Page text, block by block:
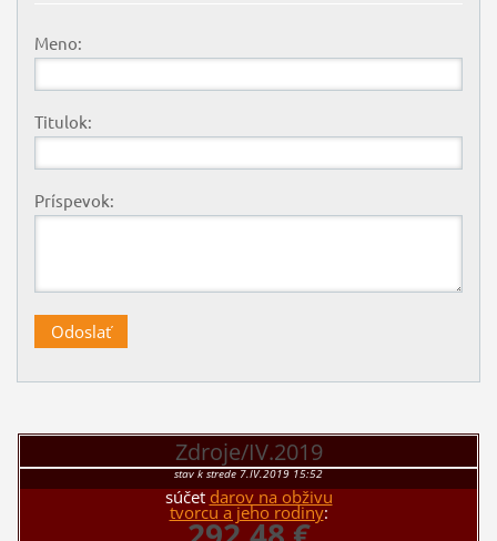
Meno:
Titulok:
Príspevok:
Zdroje/IV.2019
stav k strede 7.IV.2019 15:52
súčetdarov na obživu
tvorcu a jeho rodiny: